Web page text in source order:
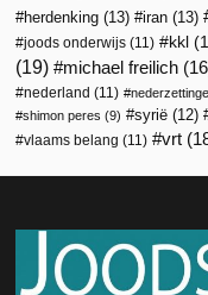
herdenking (13) iran (13)
joods onderwijs (11) kkl
(19)
michael freilich
nederland (11)
shimon peres (9) syrië (12)
vlaams belang (11) vrt